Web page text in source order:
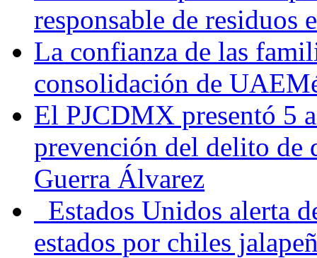
responsable de residuos
La confianza de las
consolidación de
El PJCDMX presentó 5
prevención del delito de
Guerra Álvarez
Estados Unidos alerta
estados por chiles